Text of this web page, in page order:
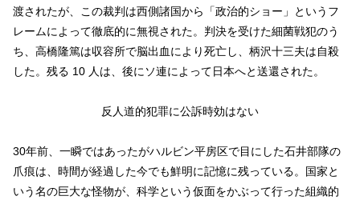
渡されたが、この裁判は西側諸国から「政治的ショー」というフ
レームによって徹底的に無視された。判決を受けた細菌戦犯のう
ち、高橋隆篤は収容所で脳出血により死亡し、柄沢十三夫は自殺
した。残る 10 人は、後にソ連によって日本へと送還された。
反人道的犯罪に公訴時効はない
30年前、一瞬ではあったがハルビン平房区で目にした石井部隊の
爪痕は、時間が経過した今でも鮮明に記憶に残っている。国家と
いう名の巨大な怪物が、科学という仮面をかぶって行った組織的